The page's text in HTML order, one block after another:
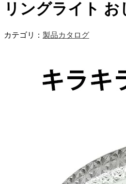
リングライト お
カテゴリ： 製品カタログ